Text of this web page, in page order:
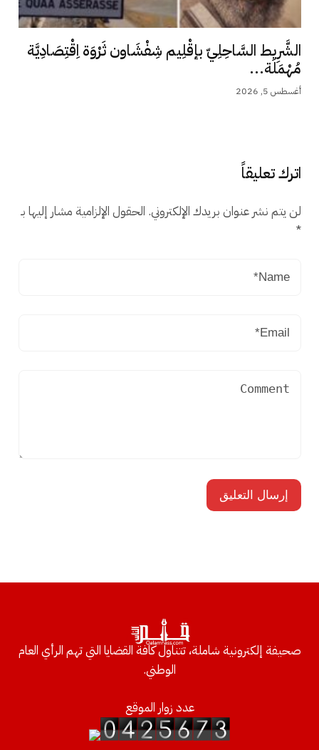
الشَّرِيط السَّاحِلِيّ بإقْلِيم شِفْشَاون ثَرْوَة اِقْتِصَادِيَّة
مُهْمَلَة...
أغسطس 5, 2026
اترك تعليقاً
لن يتم نشر عنوان بريدك الإلكتروني. الحقول الإلزامية مشار إليها بـ
*
صحيفة إلكترونية شاملة، تتناول كافة القضايا التي تهم الرأي العام
الوطني.
عدد زوار الموقع